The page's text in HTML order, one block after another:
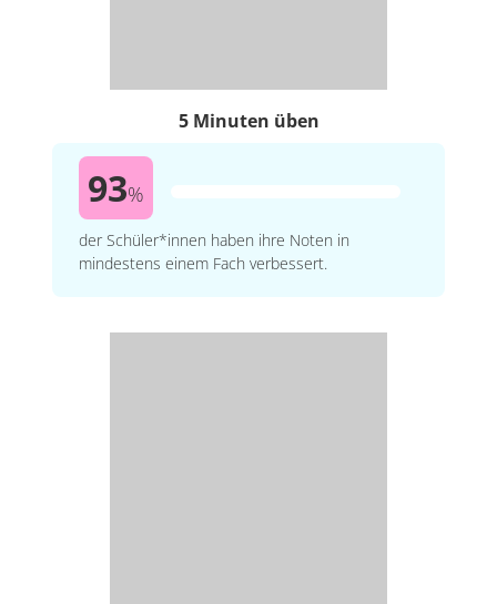
5 Minuten üben
93%
der Schüler*innen haben ihre Noten in
mindestens einem Fach verbessert.